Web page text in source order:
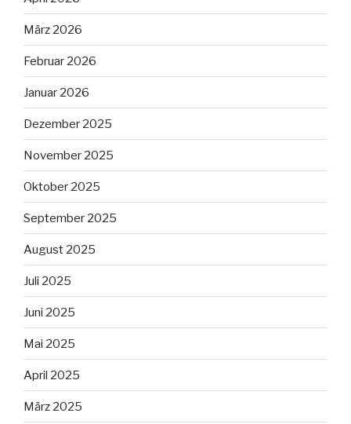
März 2026
Februar 2026
Januar 2026
Dezember 2025
November 2025
Oktober 2025
September 2025
August 2025
Juli 2025
Juni 2025
Mai 2025
April 2025
März 2025